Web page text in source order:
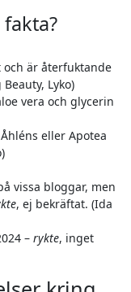
och är återfuktande
Lyko)
vera och glycerin
eller Apotea
vissa bloggar, men
, ej bekräftat. (Ida
– rykte, inget